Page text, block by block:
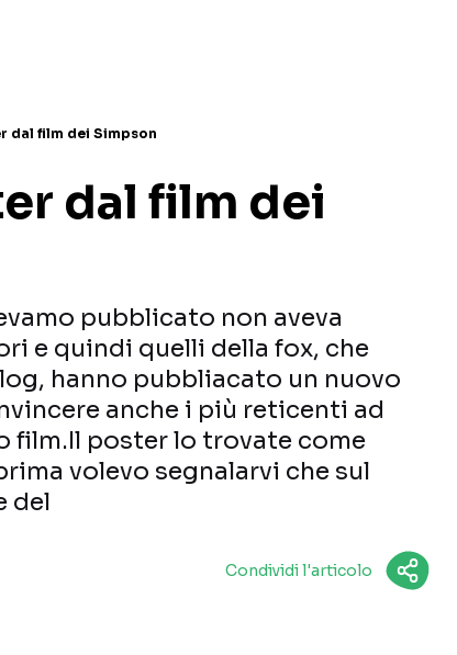
dal film dei Simpson
dal film dei
pubblicato non aveva
e quindi quelli della fox, che
hanno pubbliacato un nuovo
anche i più reticenti ad
film.Il poster lo trovate come
volevo segnalarvi che sul
del
Condividi l'articolo